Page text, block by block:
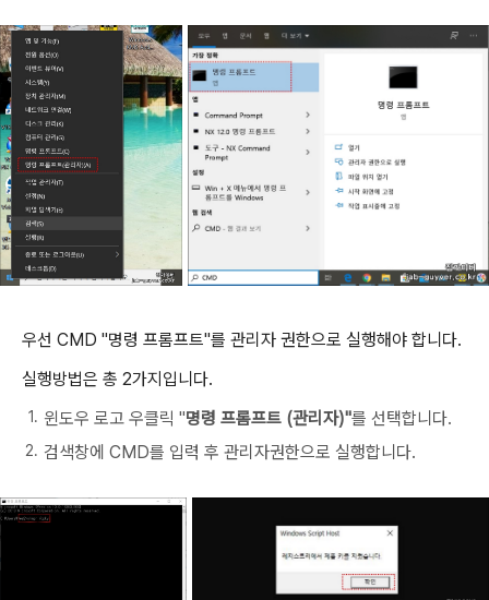
우선 CMD "명령 프롬프트"를 관리자 권한으로 실행해야 합니다.
실행방법은 총 2가지입니다.
윈도우 로고 우클릭 "명령 프롬프트 (관리자)"를 선택합니다.
검색창에 CMD를 입력 후 관리자권한으로 실행합니다.